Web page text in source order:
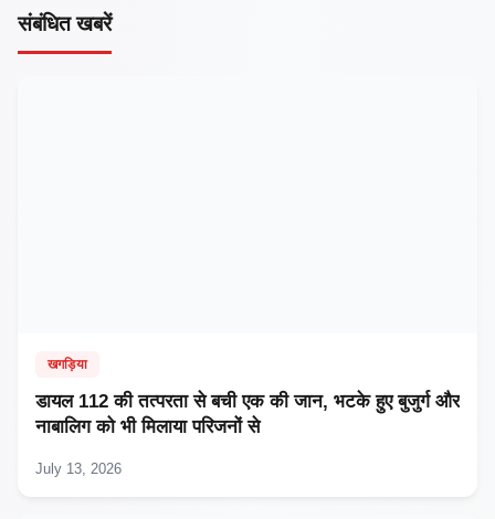
संबंधित खबरें
खगड़िया
डायल 112 की तत्परता से बची एक की जान, भटके हुए बुजुर्ग और
नाबालिग को भी मिलाया परिजनों से
July 13, 2026